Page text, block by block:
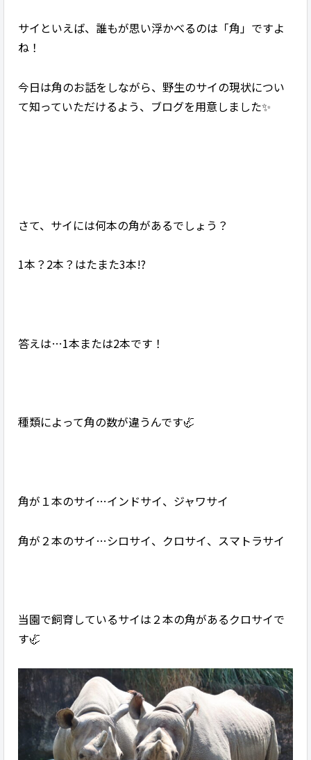
サイといえば、誰もが思い浮かべるのは「角」ですよ
ね！
今日は角のお話をしながら、野生のサイの現状につい
て知っていただけるよう、ブログを用意しました✨
さて、サイには何本の角があるでしょう？
1本？2本？はたまた3本!?
答えは…1本または2本です！
種類によって角の数が違うんです🦏
角が１本のサイ…インドサイ、ジャワサイ
角が２本のサイ…シロサイ、クロサイ、スマトラサイ
当園で飼育しているサイは２本の角があるクロサイで
す🦏